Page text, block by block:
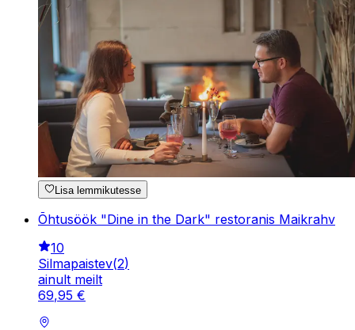
Lisa lemmikutesse
Õhtusöök "Dine in the Dark" restoranis Maikrahv
10
Silmapaistev(2)
ainult meilt
69,95 €